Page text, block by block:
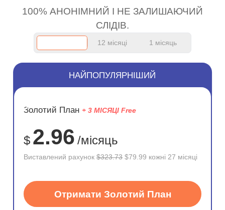
100% АНОНІМНИЙ І НЕ ЗАЛИШАЮЧИЙ
СЛІДІВ.
12 місяці 1 місяць
ЗНИЖКА
75%
НАЙПОПУЛЯРНІШИЙ
Золотий План + 3 МІСЯЦІ Free
$ 2.96 /місяць
Виставлений рахунок$323.73 $79.99 кожні 27 місяці
Отримати Золотий План